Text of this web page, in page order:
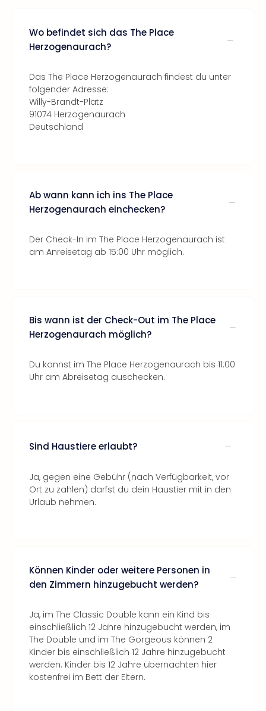
Wo befindet sich das The Place
Herzogenaurach?
Das The Place Herzogenaurach findest du unter
folgender Adresse:
Willy-Brandt-Platz
91074 Herzogenaurach
Deutschland
Ab wann kann ich ins The Place
Herzogenaurach einchecken?
Der Check-In im The Place Herzogenaurach ist
am Anreisetag ab 15:00 Uhr möglich.
Bis wann ist der Check-Out im The Place
Herzogenaurach möglich?
Du kannst im The Place Herzogenaurach bis 11:00
Uhr am Abreisetag auschecken.
Sind Haustiere erlaubt?
Ja, gegen eine Gebühr (nach Verfügbarkeit, vor
Ort zu zahlen) darfst du dein Haustier mit in den
Urlaub nehmen.
Können Kinder oder weitere Personen in
den Zimmern hinzugebucht werden?
Ja, im The Classic Double kann ein Kind bis
einschließlich 12 Jahre hinzugebucht werden, im
The Double und im The Gorgeous können 2
Kinder bis einschließlich 12 Jahre hinzugebucht
werden. Kinder bis 12 Jahre übernachten hier
kostenfrei im Bett der Eltern.